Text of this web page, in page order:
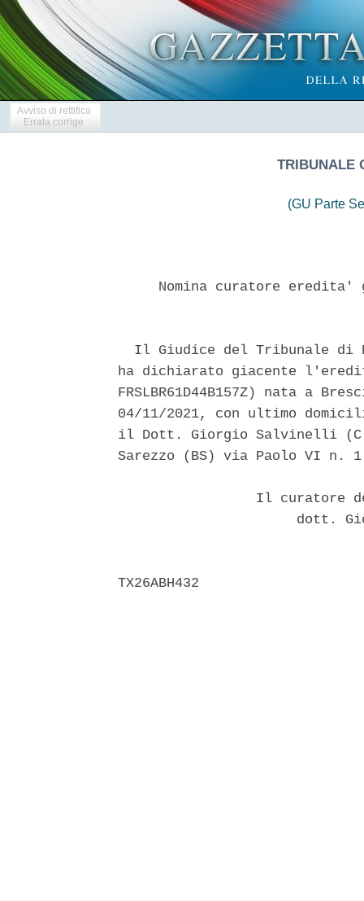
Avviso di rettifica
Errata corrige
TRIBUNALE
(GU Parte
Nomina curatore
Il Giudice del Tribunale di
ha dichiarato giacente
FRSLBR61D44B157Z) nata a
04/11/2021, con ultimo
il Dott. Giorgio Salvinelli
Sarezzo (BS) via Paolo VI n.
Il curatore
dott.